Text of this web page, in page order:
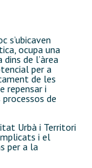
s’ubicaven
ocupa una
de l’àrea
per a
de les
repensar i
de
Urbà i Territori
i el
per a la